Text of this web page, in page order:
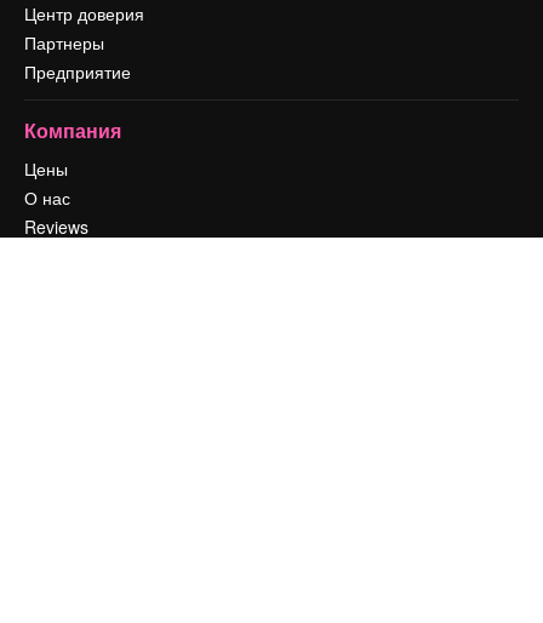
Центр доверия
Партнеры
Предприятие
Компания
Цены
О нас
Reviews